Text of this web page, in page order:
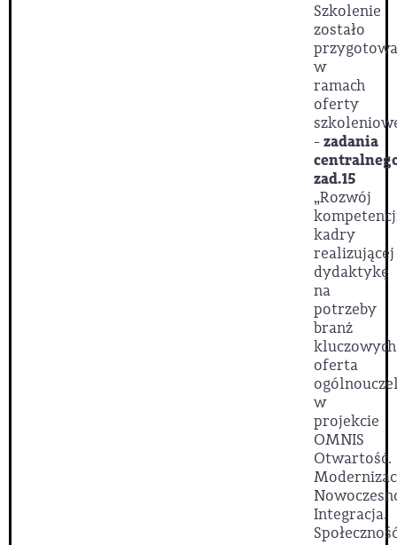
Szkolenie
zostało
w
ramach
oferty
-zadania
zad.15
„Rozwój
kadry
realizującej
dydaktykę
na
potrzeby
branż
oferta
w
projekcie
OMNIS
Otwartość.
Integracja.